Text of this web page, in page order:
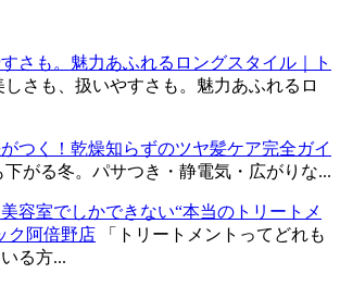
さも。魅力あふれるロングスタイル｜ト
しさも、扱いやすさも。魅力あふれるロ
がつく！乾燥知らずのツヤ髪ケア完全ガイ
がる冬。パサつき・静電気・広がりな...
容室でしかできない“本当のトリートメ
ク阿倍野店
「トリートメントってどれも
る方...